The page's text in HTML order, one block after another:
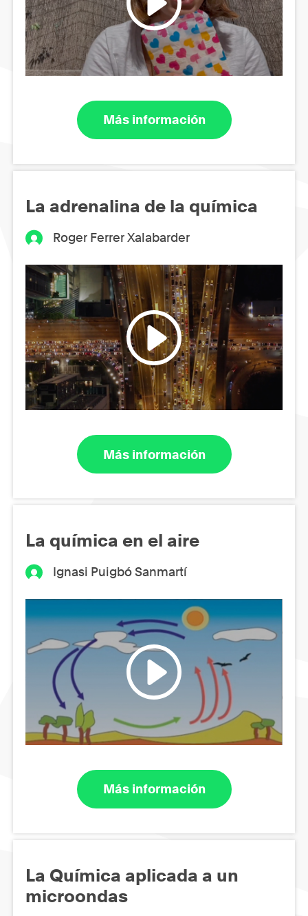
Más información
La adrenalina de la química
Roger Ferrer Xalabarder
Más información
La química en el aire
Ignasi Puigbó Sanmartí
Más información
La Química aplicada a un
microondas